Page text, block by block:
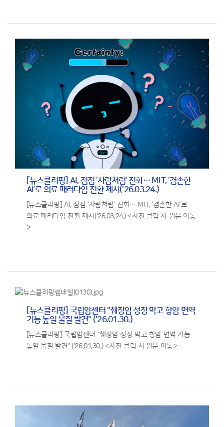
[뉴스클리핑] AI, 점점 ‘사람처럼’ 진화… MIT, ‘겸손한
AI’로 의료 패러다임 전환 제시('26.03.24.)
[뉴스클리핑] AI, 점점 ‘사람처럼’ 진화… MIT, ‘겸손한 AI’로
의료 패러다임 전환 제시('26.03.24.) <사진 클릭 시 원문 이동
>
[뉴스클리핑] 국립암센터 "췌장암 성장 막고 항암 면역
기능 높일 물질 발견" ('26.01.30.)
[뉴스클리핑] 국립암센터 "췌장암 성장 막고 항암 면역 기능
높일 물질 발견" ('26.01.30.) <사진 클릭 시 원문 이동>